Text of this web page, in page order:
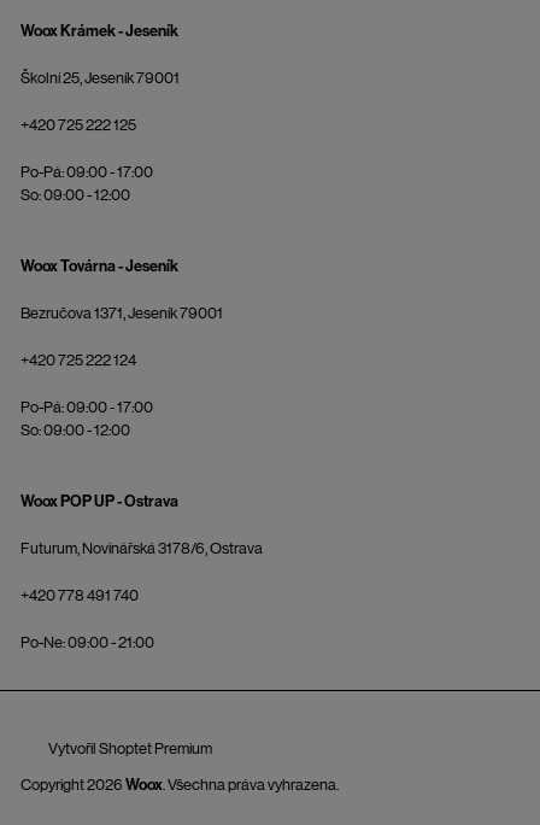
Woox Krámek - Jeseník
Školní 25, Jeseník 79001
+420 725 222 125
Po-Pá: 09:00 - 17:00
So: 09:00 - 12:00
Woox Továrna - Jeseník
Bezručova 1371, Jeseník 79001
+420 725 222 124
Po-Pá: 09:00 - 17:00
So: 09:00 - 12:00
Woox POP UP - Ostrava
Futurum, Novinářská 3178/6, Ostrava
+420 778 491 740
Po-Ne: 09:00 - 21:00
Vytvořil Shoptet Premium
Copyright 2026 Woox. Všechna práva vyhrazena.